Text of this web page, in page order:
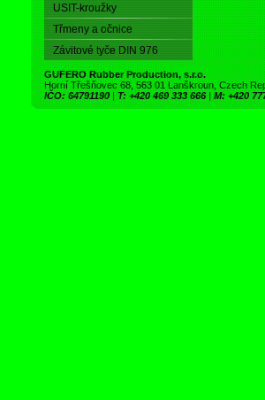
USIT-kroužky
Třmeny a očnice
Závitové tyče DIN 976
GUFERO Rubber Production, s.r.o.
Horní Třešňovec 68, 563 01 Lanškroun, Czech
IČO: 64791190 | T: +420 469 333 666 | M: +420